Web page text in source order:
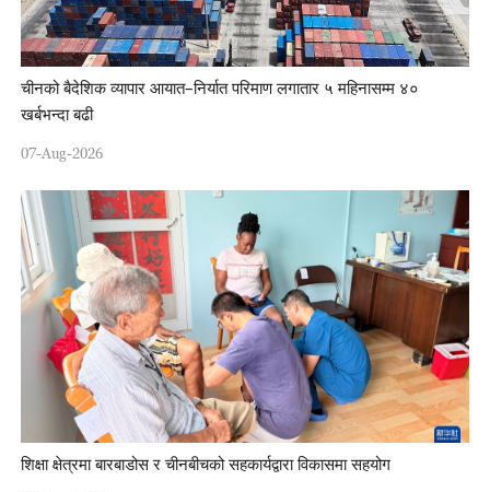
चीनको बैदेशिक व्यापार आयात–निर्यात परिमाण लगातार ५ महिनासम्म ४०
खर्बभन्दा बढी
07-Aug-2026
शिक्षा क्षेत्रमा बारबाडोस र चीनबीचको सहकार्यद्वारा विकासमा सहयोग